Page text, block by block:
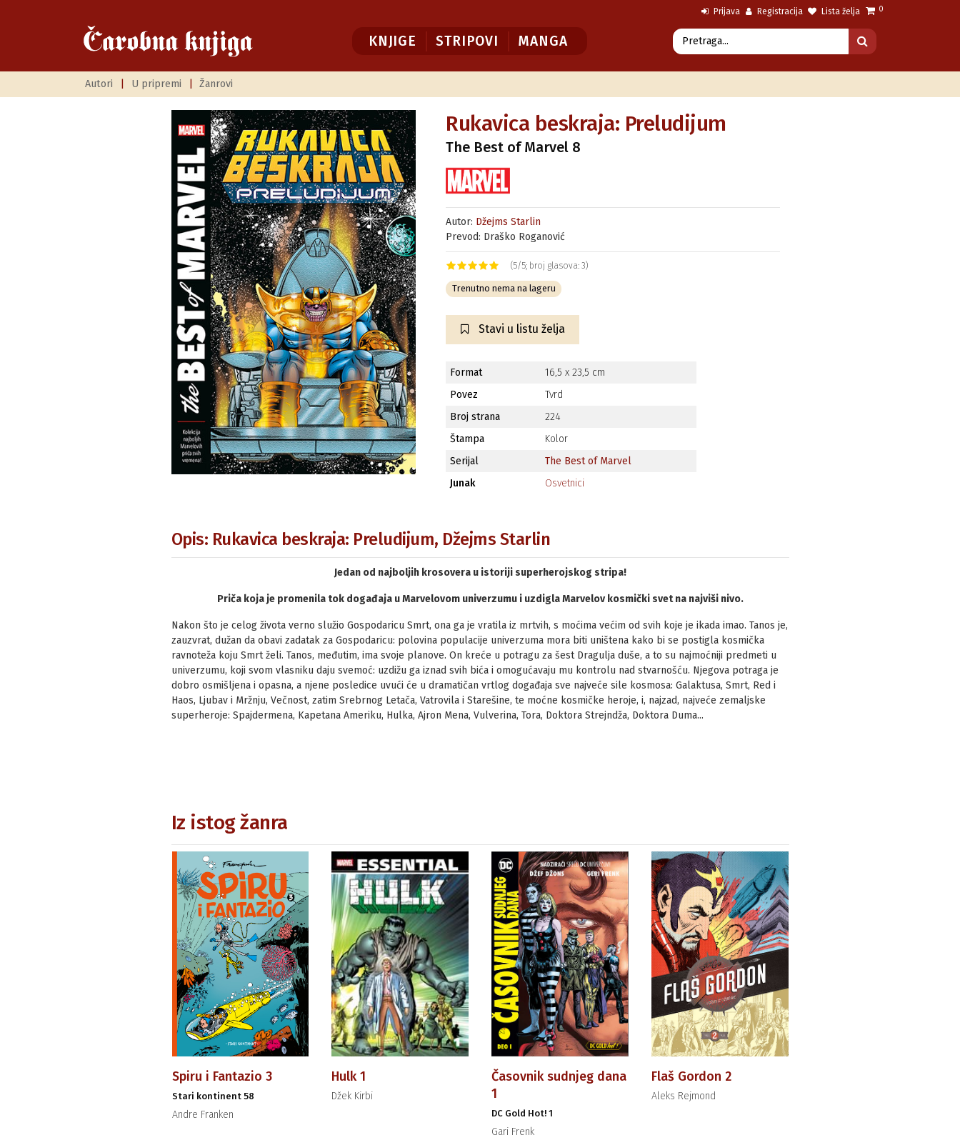
Prijava Registracija Lista želja 0
KNJIGE STRIPOVI MANGA
Autori U pripremi Žanrovi
Rukavica beskraja: Preludijum
The Best of Marvel 8
Autor: Džejms Starlin
Prevod: Draško Roganović
(5/5; broj glasova: 3)
Trenutno nema na lageru
Stavi u listu želja
Format
16,5 x 23,5 cm
Povez
Tvrd
Broj strana
224
Štampa
Kolor
Serijal
The Best of Marvel
Junak
Osvetnici
Opis: Rukavica beskraja: Preludijum, Džejms Starlin
Jedan od najboljih krosovera u istoriji superherojskog stripa!
Priča koja je promenila tok događaja u Marvelovom univerzumu i uzdigla Marvelov kosmički svet na najviši nivo.
Nakon što je celog života verno služio Gospodaricu Smrt, ona ga je vratila iz mrtvih, s moćima većim od svih koje je ikada imao. Tanos je,
zauzvrat, dužan da obavi zadatak za Gospodaricu: polovina populacije univerzuma mora biti uništena kako bi se postigla kosmička
ravnoteža koju Smrt želi. Tanos, međutim, ima svoje planove. On kreće u potragu za šest Dragulja duše, a to su najmoćniji predmeti u
univerzumu, koji svom vlasniku daju svemoć: uzdižu ga iznad svih bića i omogućavaju mu kontrolu nad stvarnošću. Njegova potraga je
dobro osmišljena i opasna, a njene posledice uvući će u dramatičan vrtlog događaja sve najveće sile kosmosa: Galaktusa, Smrt, Red i
Haos, Ljubav i Mržnju, Večnost, zatim Srebrnog Letača, Vatrovila i Starešine, te moćne kosmičke heroje, i, najzad, najveće zemaljske
superheroje: Spajdermena, Kapetana Ameriku, Hulka, Ajron Mena, Vulverina, Tora, Doktora Strejndža, Doktora Duma...
Iz istog žanra
Spiru i Fantazio 3
Stari kontinent 58
Andre Franken
Hulk 1
Džek Kirbi
Časovnik sudnjeg dana
1
DC Gold Hot! 1
Gari Frenk
Flaš Gordon 2
Aleks Rejmond